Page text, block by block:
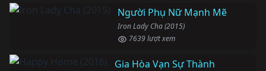
Người Phụ Nữ Mạnh Mẽ
Iron Lady Cha (2015)
7639 lượt xem
Gia Hòa Vạn Sự Thành